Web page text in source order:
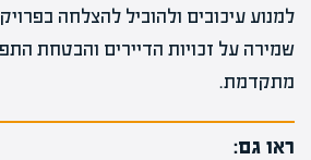
למנוע עיכובים ולהוביל להצלחה
שמירה על זכויות הדיירים והבטחת
מתקדמת.
ראו גם: